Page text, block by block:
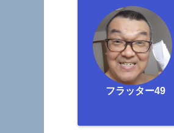
フラッター49